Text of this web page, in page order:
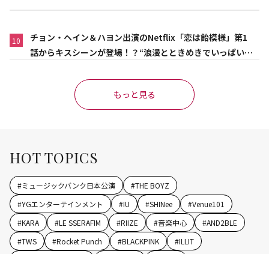
10
チョン・ヘイン＆ハヨン出演のNetflix「恋は飴模様」第1
話からキスシーンが登場！？“浪漫とときめきでいっぱいの
もっと見る
HOT TOPICS
#ミュージックバンク日本公演 #THE BOYZ
#YGエンターテインメント #IU #SHINee #Venue101
#KARA #LE SSERAFIM #RIIZE #音楽中心 #AND2BLE
#TWS #Rocket Punch #BLACKPINK #ILLIT